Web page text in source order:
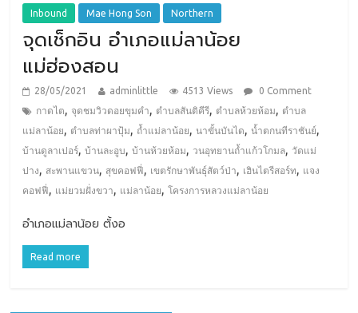
Inbound Mae Hong Son Northern
จุดเช็กอิน อำเภอแม่ลาน้อย
แม่ฮ่องสอน
28/05/2021 adminlittle 4513 Views
0 Comment
กาดไต, จุดชมวิวดอยขุมคำ, ตำบลสันติคีรี, ตำบลห้วยห้อม, ตำบล
แม่ลาน้อย, ตําบลท่าผาปุ้ม, ถ้ำแม่ลาน้อย,นาขั้นบันได,น้ำตกนทีราชันย์,
บ้านดูลาเปอร์,บ้านละอูบ,บ้านห้วยห้อม, วนอุทยานถ้ำแก้วโกมล, วัดแม่
ปาง, สะพานแขวน, สุขคอฟฟี่ , เขตรักษาพันธุ์สัตว์ป่า, เฮินไตรีสอร์ท, แจง
คอฟฟี่ , แม่ยวมฝั่งขวา, แม่ลาน้อย,โครงการหลวงแม่ลาน้อย
อำเภอแม่ลาน้อย ตั้งอ
Read more